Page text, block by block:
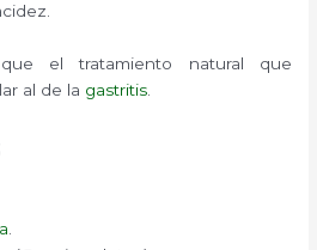
el tratamiento natural que
al de la gastritis